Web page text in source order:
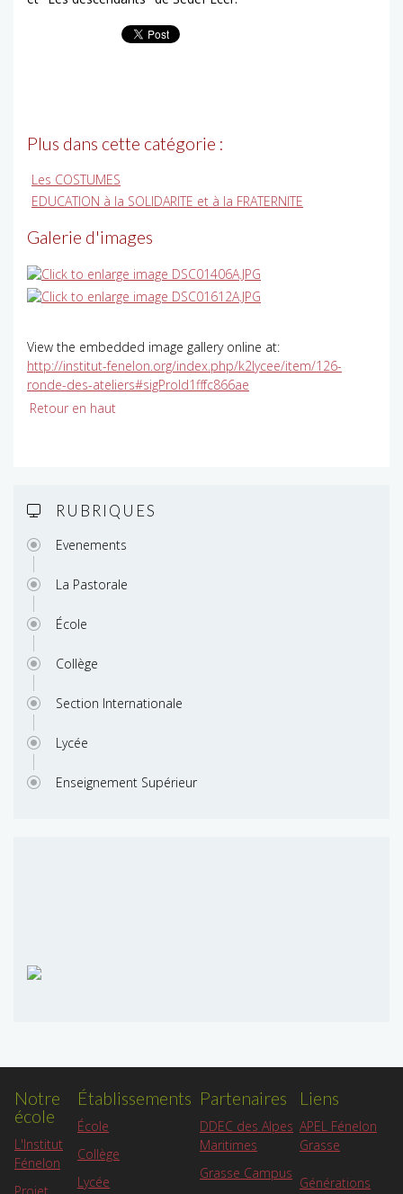
Plus dans cette catégorie :
Les COSTUMES
EDUCATION à la SOLIDARITE et à la FRATERNITE
Galerie d'images
View the embedded image gallery online at:
http://institut-fenelon.org/index.php/k2lycee/item/126-
ronde-des-ateliers#sigProId1fffc866ae
Retour en haut
RUBRIQUES
Evenements
La Pastorale
École
Collège
Section Internationale
Lycée
Enseignement Supérieur
Notre
école
L'Institut
Fénelon
Établissements
École
Collège
Lycée
Partenaires
DDEC des Alpes
Maritimes
Grasse Campus
Liens
APEL Fénelon
Grasse
Générations